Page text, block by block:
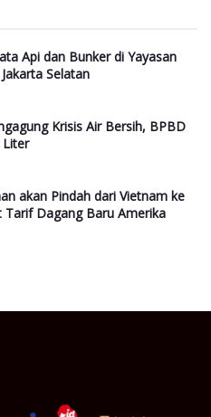
Api dan Bunker di Yayasan
Selatan
Krisis Air Bersih, BPBD
Liter
akan Pindah dari Vietnam ke
Tarif Dagang Baru Amerika